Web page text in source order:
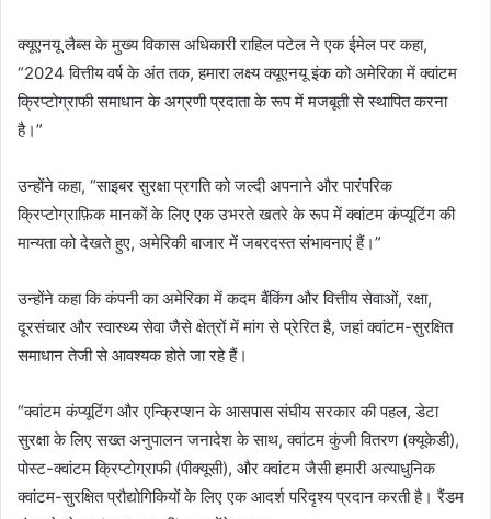
क्यूएनयू लैब्स के मुख्य विकास अधिकारी राहिल पटेल ने एक ईमेल पर कहा,
“2024 वित्तीय वर्ष के अंत तक, हमारा लक्ष्य क्यूएनयू इंक को अमेरिका में क्वांटम
क्रिप्टोग्राफी समाधान के अग्रणी प्रदाता के रूप में मजबूती से स्थापित करना
है।”
उन्होंने कहा, “साइबर सुरक्षा प्रगति को जल्दी अपनाने और पारंपरिक
क्रिप्टोग्राफ़िक मानकों के लिए एक उभरते खतरे के रूप में क्वांटम कंप्यूटिंग की
मान्यता को देखते हुए, अमेरिकी बाजार में जबरदस्त संभावनाएं हैं।”
उन्होंने कहा कि कंपनी का अमेरिका में कदम बैंकिंग और वित्तीय सेवाओं, रक्षा,
दूरसंचार और स्वास्थ्य सेवा जैसे क्षेत्रों में मांग से प्रेरित है, जहां क्वांटम-सुरक्षित
समाधान तेजी से आवश्यक होते जा रहे हैं।
“क्वांटम कंप्यूटिंग और एन्क्रिप्शन के आसपास संघीय सरकार की पहल, डेटा
सुरक्षा के लिए सख्त अनुपालन जनादेश के साथ, क्वांटम कुंजी वितरण (क्यूकेडी),
पोस्ट-क्वांटम क्रिप्टोग्राफी (पीक्यूसी), और क्वांटम जैसी हमारी अत्याधुनिक
क्वांटम-सुरक्षित प्रौद्योगिकियों के लिए एक आदर्श परिदृश्य प्रदान करती है। रैंडम